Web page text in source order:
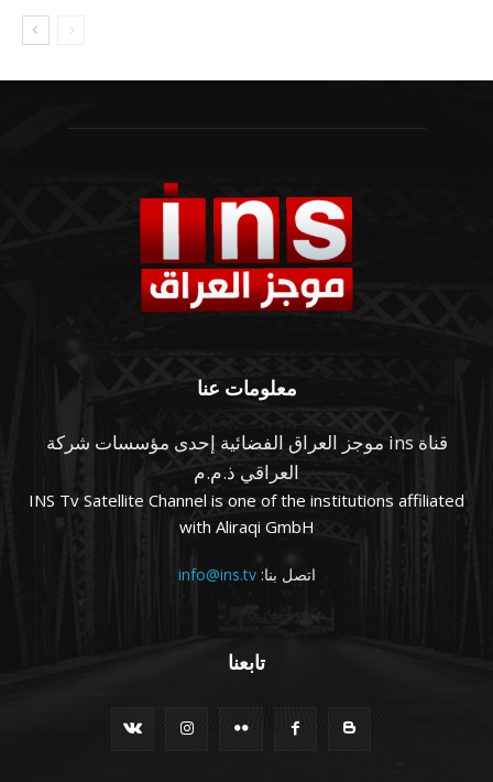
معلومات عنا
قناة ins موجز العراق الفضائية إحدى مؤسسات شركة
العراقي ذ.م.م
INS Tv Satellite Channel is one of the institutions affiliated
with Aliraqi GmbH
اتصل بنا:info@ins.tv
تابعنا